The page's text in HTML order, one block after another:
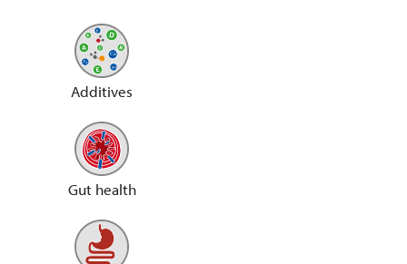
Additives
Gut health